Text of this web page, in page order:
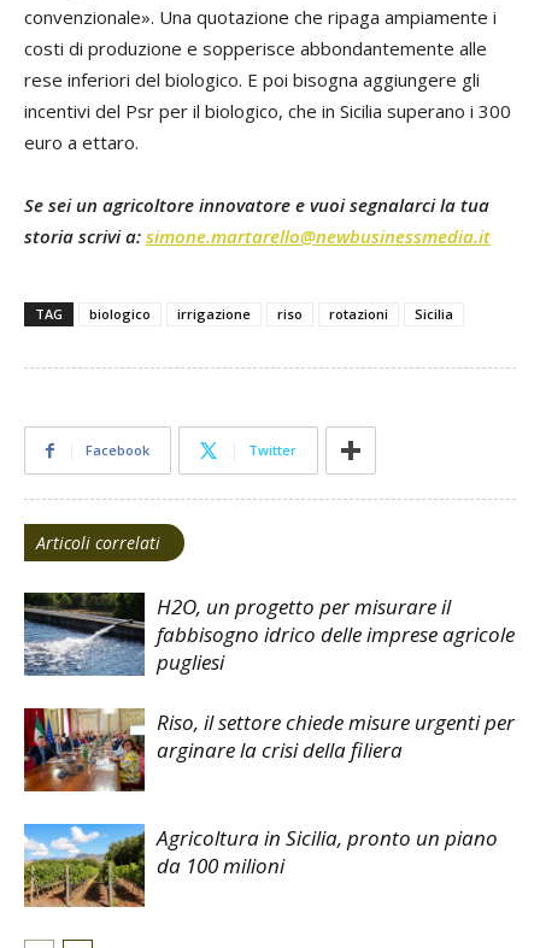
convenzionale». Una quotazione che ripaga ampiamente i
costi di produzione e sopperisce abbondantemente alle
rese inferiori del biologico. E poi bisogna aggiungere gli
incentivi del Psr per il biologico, che in Sicilia superano i 300
euro a ettaro.
Se sei un agricoltore innovatore e vuoi segnalarci la tua
storia scrivi a: simone.martarello@newbusinessmedia.it
TAG biologico irrigazione riso rotazioni Sicilia
Facebook Twitter
Articoli correlati
H2O, un progetto per misurare il
fabbisogno idrico delle imprese agricole
pugliesi
Riso, il settore chiede misure urgenti per
arginare la crisi della filiera
Agricoltura in Sicilia, pronto un piano
da 100 milioni